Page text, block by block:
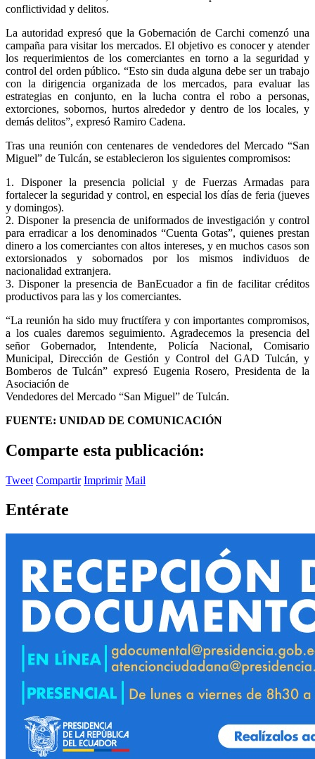
conflictividad y delitos.
La autoridad expresó que la Gobernación de Carchi comenzó una
campaña para visitar los mercados. El objetivo es conocer y atender
los requerimientos de los comerciantes en torno a la seguridad y
control del orden público. “Esto sin duda alguna debe ser un trabajo
con la dirigencia organizada de los mercados, para evaluar las
estrategias en conjunto, en la lucha contra el robo a personas,
extorciones, sobornos, hurtos alrededor y dentro de los locales, y
demás delitos”, expresó Ramiro Cadena.
Tras una reunión con centenares de vendedores del Mercado “San
Miguel” de Tulcán, se establecieron los siguientes compromisos:
1. Disponer la presencia policial y de Fuerzas Armadas para
fortalecer la seguridad y control, en especial los días de feria (jueves
y domingos).
2. Disponer la presencia de uniformados de investigación y control
para erradicar a los denominados “Cuenta Gotas”, quienes prestan
dinero a los comerciantes con altos intereses, y en muchos casos son
extorsionados y sobornados por los mismos individuos de
nacionalidad extranjera.
3. Disponer la presencia de BanEcuador a fin de facilitar créditos
productivos para las y los comerciantes.
“La reunión ha sido muy fructífera y con importantes compromisos,
a los cuales daremos seguimiento. Agradecemos la presencia del
señor Gobernador, Intendente, Policía Nacional, Comisario
Municipal, Dirección de Gestión y Control del GAD Tulcán, y
Bomberos de Tulcán” expresó Eugenia Rosero, Presidenta de la
Asociación de
Vendedores del Mercado “San Miguel” de Tulcán.
FUENTE: UNIDAD DE COMUNICACIÓN
Comparte esta publicación:
Tweet Compartir Imprimir Mail
Entérate